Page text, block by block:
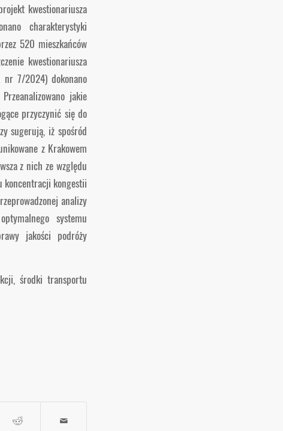
kwestionariusza
charakterystyki
520 mieszkańców
kwestionariusza
7/2024) dokonano
jakie
przyczynić się do
sugerują, iż spośród
z Krakowem
z nich ze względu
koncentracji kongestii
analizy
systemu
jakości podróży
środki transportu